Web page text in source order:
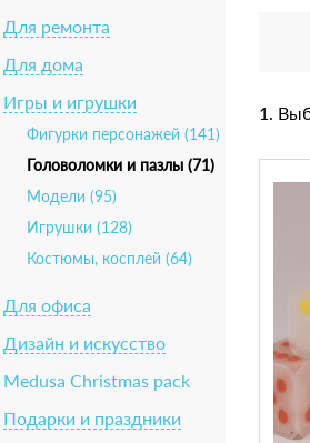
Для ремонта
Для дома
Игры и игрушки
Фигурки персонажей (141)
Головоломки и пазлы (71)
Модели (95)
Игрушки (128)
Костюмы, косплей (64)
Для офиса
Дизайн и искусство
Medusa Christmas pack
Подарки и праздники
1.